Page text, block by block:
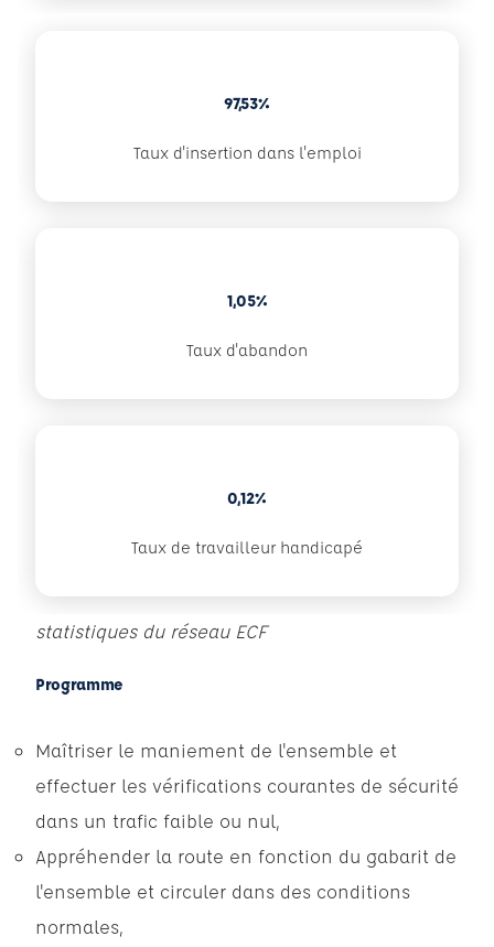
97,53%
Taux d'insertion dans l'emploi
1,05%
Taux d'abandon
0,12%
Taux de travailleur handicapé
statistiques du réseau ECF
Programme
Maîtriser le maniement de l'ensemble et
effectuer les vérifications courantes de sécurité
dans un trafic faible ou nul,
Appréhender la route en fonction du gabarit de
l'ensemble et circuler dans des conditions
normales,